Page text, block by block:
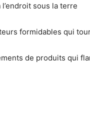
sous la terre
formidables qui
de produits qui